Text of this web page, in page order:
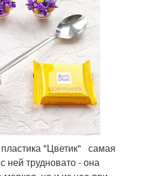
"Цветик" самая
ней трудновато - она